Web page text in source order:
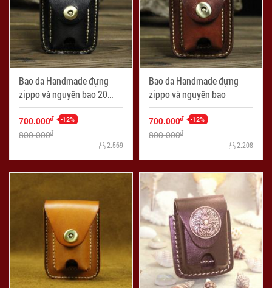
Bao da Handmade đựng
zippo và nguyên bao 20
điếu
700.000đ -12%
800.000đ
2.569
Bao da Handmade đựng
zippo và nguyên bao
700.000đ -12%
800.000đ
2.208